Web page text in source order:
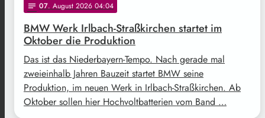
notes 07. August 2026 04:04
BMW Werk Irlbach-Straßkirchen startet im
Oktober die Produktion
Das ist das Niederbayern-Tempo. Nach gerade mal
zweieinhalb Jahren Bauzeit startet BMW seine
Produktion, im neuen Werk in Irlbach-Straßkirchen. Ab
Oktober sollen hier Hochvoltbatterien vom Band …